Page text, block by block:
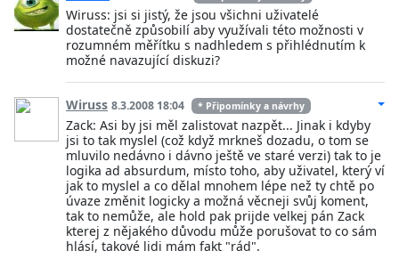
Wiruss: jsi si jistý, že jsou všichni uživatelé
dostatečně způsobilí aby využívali této možnosti v
rozumném měřítku s nadhledem s přihlédnutím k
možné navazující diskuzi?
Wiruss 8.3.2008 18:04 * Připomínky a návrhy
Zack: Asi by jsi měl zalistovat nazpět... Jinak i kdyby
jsi to tak myslel (což když mrkneš dozadu, o tom se
mluvilo nedávno i dávno ještě ve staré verzi) tak to je
logika ad absurdum, místo toho, aby uživatel, který ví
jak to myslel a co dělal mnohem lépe než ty chtě po
úvaze změnit logicky a možná věcneji svůj koment,
tak to nemůže, ale hold pak prijde velkej pán Zack
kterej z nějakého důvodu může porušovat to co sám
hlásí, takové lidi mám fakt "rád".